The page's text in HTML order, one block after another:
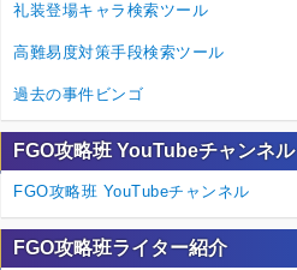
礼装登場キャラ検索ツール
高難易度対策手段検索ツール
過去の事件ビンゴ
FGO攻略班 YouTubeチャンネル
FGO攻略班 YouTubeチャンネル
FGO攻略班ライター紹介